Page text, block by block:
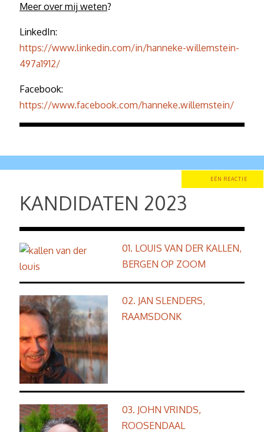
Meer over mij weten?
LinkedIn:
https://www.linkedin.com/in/hanneke-willemstein-
497a1912/
Facebook:
https://www.facebook.com/hanneke.willemstein/
EÉN REACTIE
KANDIDATEN 2023
01. LOUIS VAN DER KALLEN,
BERGEN OP ZOOM
02. JAN SLENDERS,
RAAMSDONK
03. JOHN VRINDS,
ROOSENDAAL